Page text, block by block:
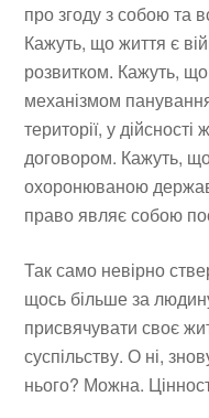
про згоду з собою та
Кажуть, що життя є
розвитком. Кажуть,
механізмом
території, у
договором. Кажуть,
охоронюваною
право являє собою
Так само невірно
щось більше за
присвячувати своє
суспільству. О ні,
нього? Можна.